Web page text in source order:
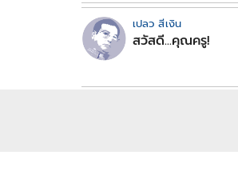
เปลว สีเงิน
สวัสดี...คุณครู!